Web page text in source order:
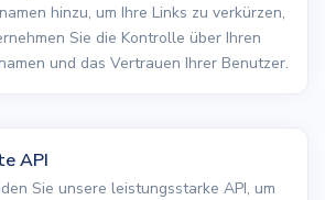
hinzu, um Ihre Links zu verkürzen,
Sie die Kontrolle über Ihren
und das Vertrauen Ihrer Benutzer.
API
Sie unsere leistungsstarke API, um